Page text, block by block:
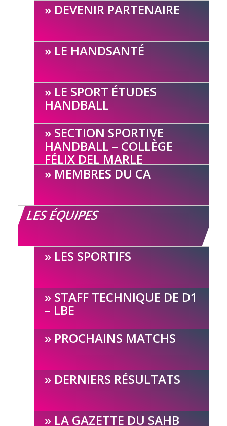
DEVENIR PARTENAIRE
LE HANDSANTÉ
LE SPORT ÉTUDES
HANDBALL
SECTION SPORTIVE
HANDBALL – COLLÈGE
FÉLIX DEL MARLE
MEMBRES DU CA
LES ÉQUIPES
LES SPORTIFS
STAFF TECHNIQUE DE D1
– LBE
PROCHAINS MATCHS
DERNIERS RÉSULTATS
LA GAZETTE DU SAHB